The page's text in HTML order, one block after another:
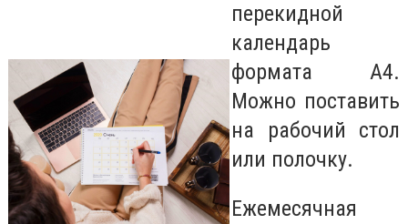
перекидной
календарь
формата А4.
Можно поставить
на рабочий стол
или полочку.
Ежемесячная